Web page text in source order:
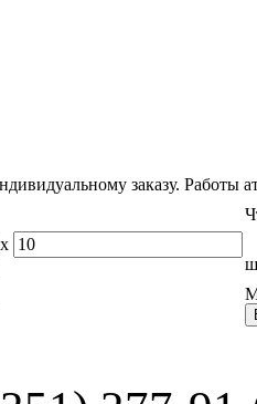
заказу. Работы
x